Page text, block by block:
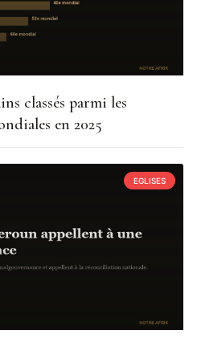
classés parmi les
en 2025
EGLISES